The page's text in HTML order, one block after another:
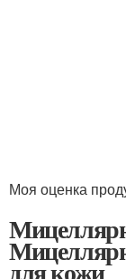
Моя оценка